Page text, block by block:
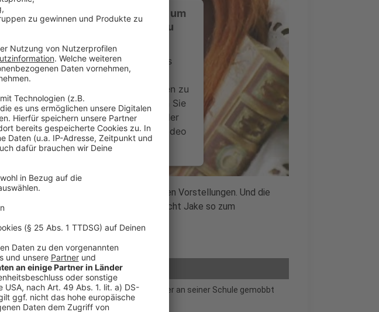
Wir benötigen Ihre Zustimmung, um
den YouTube Video-Service zu
Wir verwenden einen Service eines
Drittanbieters, um Videoinhalte
einzubetten. Dieser Service kann Daten zu
Ihren Aktivitäten sammeln. Bitte lesen Sie
die Details durch und stimmen Sie der
Nutzung des Service zu, um dieses Video
anzusehen.
Platform
Puppe mit ziemlich brutalen Vorstellungen. Und die
schnell zum Puppenspieler und macht Jake so zum
zur Schule zu nehmen. Für den Jungen, der an seiner Schule gemobbt